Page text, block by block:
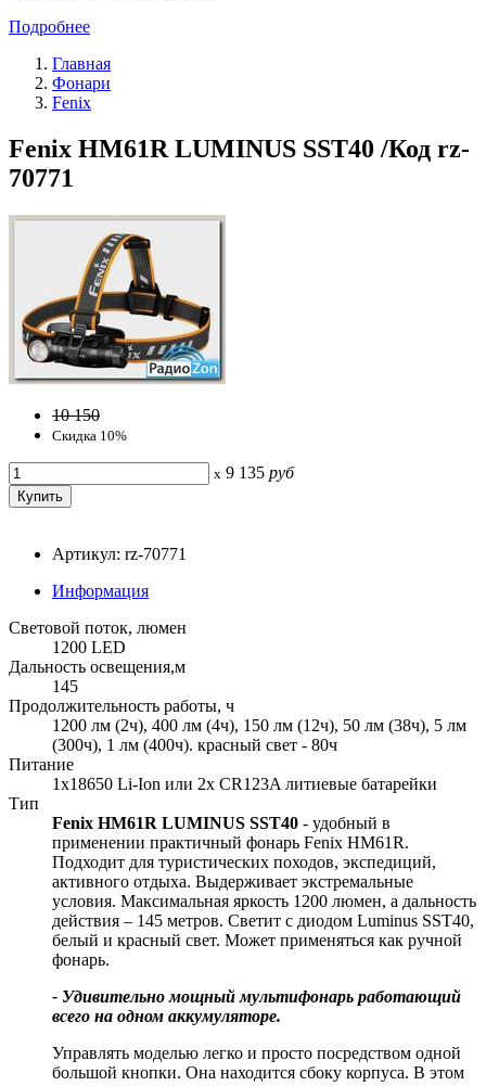
Подробнее
Главная
Фонари
Fenix
Fenix HM61R LUMINUS SST40 /Код rz-
70771
10 150
Скидка 10%
x 9 135 руб
Артикул: rz-70771
Информация
Световой поток, люмен
1200 LED
Дальность освещения,м
145
Продолжительность работы, ч
1200 лм (2ч), 400 лм (4ч), 150 лм (12ч), 50 лм (38ч), 5 лм
(300ч), 1 лм (400ч). красный свет - 80ч
Питание
1x18650 Li-Ion или 2х CR123A литиевые батарейки
Тип
Fenix HM61R LUMINUS SST40 - удобный в
применении практичный фонарь Fenix HM61R.
Подходит для туристических походов, экспедиций,
активного отдыха. Выдерживает экстремальные
условия. Максимальная яркость 1200 люмен, а дальность
действия – 145 метров. Светит с диодом Luminus SST40,
белый и красный свет. Может применяться как ручной
фонарь.
- Удивительно мощный мультифонарь работающий
всего на одном аккумуляторе.
Управлять моделью легко и просто посредством одной
большой кнопки. Она находится сбоку корпуса. В этом